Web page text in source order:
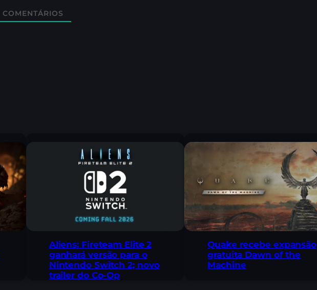
COMENTÁRIOS
Aliens: Fireteam Elite 2
ganhará versão para o
Nintendo Switch 2; novo
trailer do Co-Op
Quake recebe expansão
gratuita Dawn of the
Machine